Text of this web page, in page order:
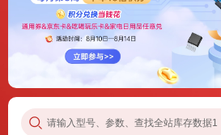
请输入型号、参数、查找全站库存数据1